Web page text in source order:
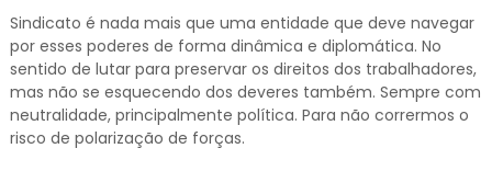
Sindicato é nada mais que uma entidade que deve navegar
por esses poderes de forma dinâmica e diplomática. No
sentido de lutar para preservar os direitos dos trabalhadores,
mas não se esquecendo dos deveres também. Sempre com
neutralidade, principalmente política. Para não corrermos o
risco de polarização de forças.